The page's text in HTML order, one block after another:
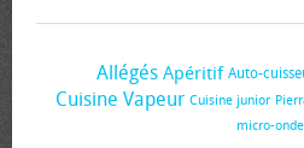
Allégés Apéritif Auto-
Cuisine Vapeur Cuisine junior
micro-onde